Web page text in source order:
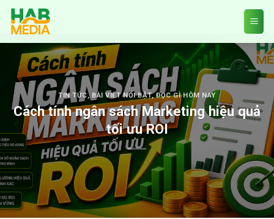
Skip
content
TIN TỨC, BÀI VIẾT NỔI BẬT,ĐỌC GÌ HÔM NAY
Cách tính ngân sách Marketing hiệu quả
tối ưu ROI